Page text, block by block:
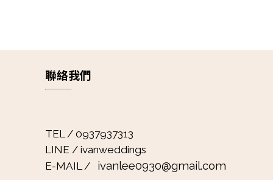
聯絡我們
TEL / 0937937313
LINE / ivanweddings
E-MAIL / ivanlee0930@gmail.com